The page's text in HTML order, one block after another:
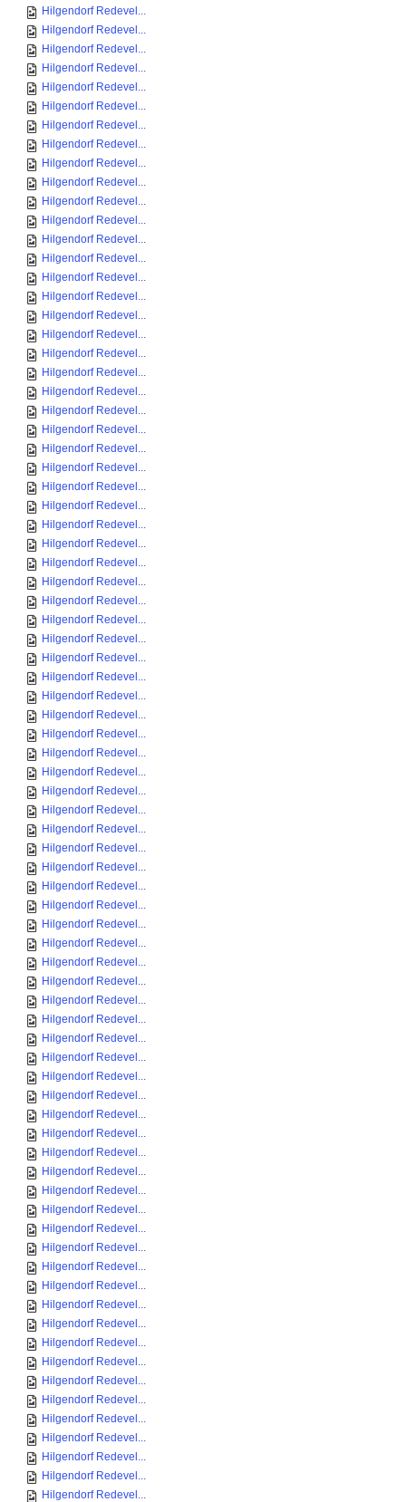
Hilgendorf Redevel...
Hilgendorf Redevel...
Hilgendorf Redevel...
Hilgendorf Redevel...
Hilgendorf Redevel...
Hilgendorf Redevel...
Hilgendorf Redevel...
Hilgendorf Redevel...
Hilgendorf Redevel...
Hilgendorf Redevel...
Hilgendorf Redevel...
Hilgendorf Redevel...
Hilgendorf Redevel...
Hilgendorf Redevel...
Hilgendorf Redevel...
Hilgendorf Redevel...
Hilgendorf Redevel...
Hilgendorf Redevel...
Hilgendorf Redevel...
Hilgendorf Redevel...
Hilgendorf Redevel...
Hilgendorf Redevel...
Hilgendorf Redevel...
Hilgendorf Redevel...
Hilgendorf Redevel...
Hilgendorf Redevel...
Hilgendorf Redevel...
Hilgendorf Redevel...
Hilgendorf Redevel...
Hilgendorf Redevel...
Hilgendorf Redevel...
Hilgendorf Redevel...
Hilgendorf Redevel...
Hilgendorf Redevel...
Hilgendorf Redevel...
Hilgendorf Redevel...
Hilgendorf Redevel...
Hilgendorf Redevel...
Hilgendorf Redevel...
Hilgendorf Redevel...
Hilgendorf Redevel...
Hilgendorf Redevel...
Hilgendorf Redevel...
Hilgendorf Redevel...
Hilgendorf Redevel...
Hilgendorf Redevel...
Hilgendorf Redevel...
Hilgendorf Redevel...
Hilgendorf Redevel...
Hilgendorf Redevel...
Hilgendorf Redevel...
Hilgendorf Redevel...
Hilgendorf Redevel...
Hilgendorf Redevel...
Hilgendorf Redevel...
Hilgendorf Redevel...
Hilgendorf Redevel...
Hilgendorf Redevel...
Hilgendorf Redevel...
Hilgendorf Redevel...
Hilgendorf Redevel...
Hilgendorf Redevel...
Hilgendorf Redevel...
Hilgendorf Redevel...
Hilgendorf Redevel...
Hilgendorf Redevel...
Hilgendorf Redevel...
Hilgendorf Redevel...
Hilgendorf Redevel...
Hilgendorf Redevel...
Hilgendorf Redevel...
Hilgendorf Redevel...
Hilgendorf Redevel...
Hilgendorf Redevel...
Hilgendorf Redevel...
Hilgendorf Redevel...
Hilgendorf Redevel...
Hilgendorf Redevel...
Hilgendorf Redevel...